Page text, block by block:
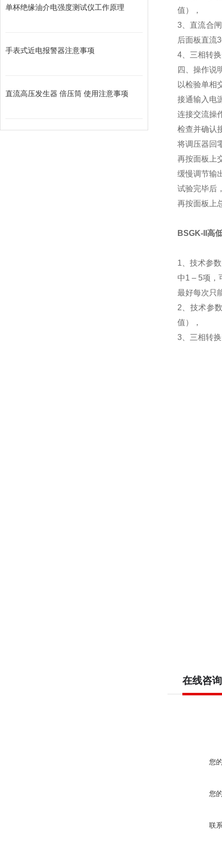
单杯绝缘油介电强度测试仪工作原理
手表式近电报警器注意事项
直流高压发生器 倍压筒 使用注意事项
值），
3、直流合
后面板直流
4、三相转
四、操作说
以检验单相
接通输入电
连接交流操
检查并确认
将调压器回
再按面板上
缓慢调节输
试验完毕后
再按面板上
BSGK-II高
1、技术参
中1 – 5项，
最好每次只
2、技术参
值），
3、三相转
在线咨询
您
您
联